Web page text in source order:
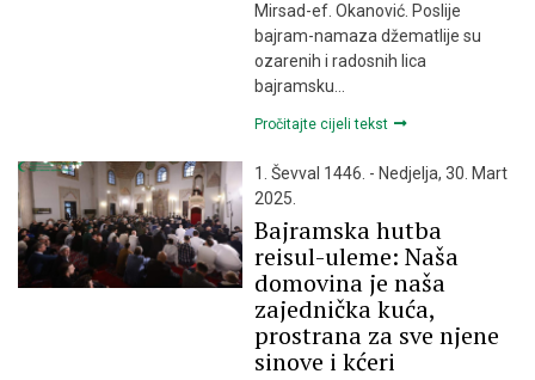
Mirsad-ef. Okanović. Poslije
bajram-namaza džematlije su
ozarenih i radosnih lica
bajramsku…
Pročitajte cijeli tekst
1. Ševval 1446. - Nedjelja, 30. Mart
2025.
Bajramska hutba
reisul-uleme: Naša
domovina je naša
zajednička kuća,
prostrana za sve njene
sinove i kćeri